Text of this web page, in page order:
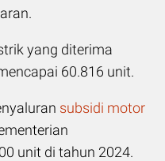
yang diterima
60.816 unit.
subsidi motor
unit di tahun 2024.